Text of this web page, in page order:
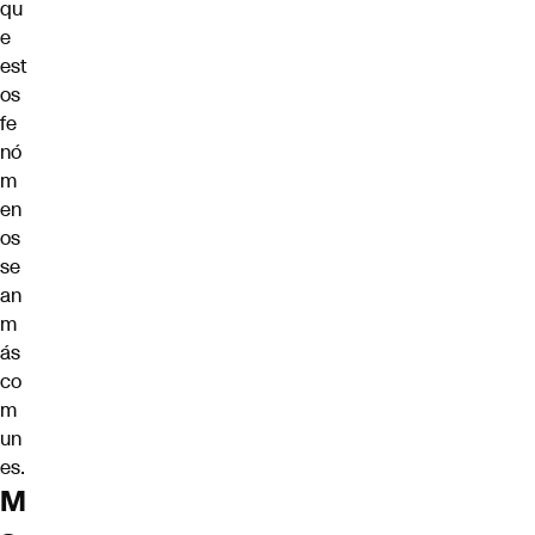
qu
e
est
os
fe
nó
m
en
os
se
an
m
ás
co
m
un
es.
M